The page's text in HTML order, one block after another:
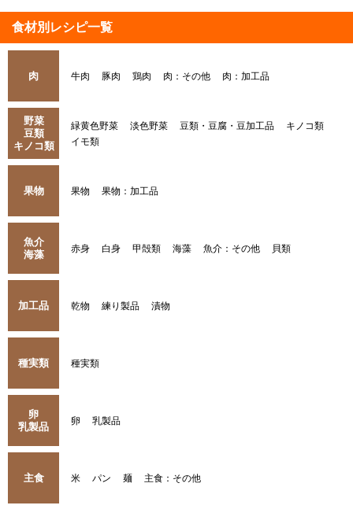
食材別レシピ一覧
肉 牛肉 豚肉 鶏肉 肉：その他 肉：加工品
野菜
豆類
キノコ類
緑黄色野菜 淡色野菜 豆類・豆腐・豆加工品
キノコ類
イモ類
果物 果物 果物：加工品
魚介
海藻
赤身 白身 甲殻類 海藻 魚介：その他 貝類
加工品 乾物 練り製品 漬物
種実類 種実類
卵
乳製品
卵 乳製品
主食 米 パン 麺 主食：その他